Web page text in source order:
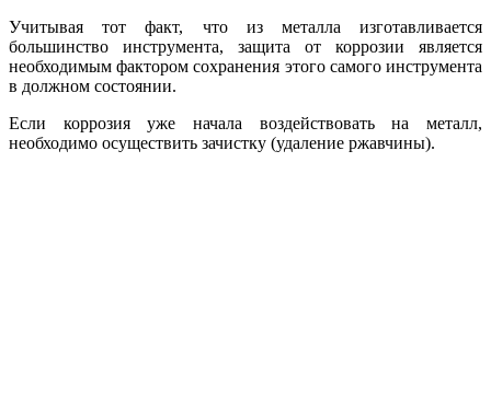
Учитывая тот факт, что из металла изготавливается
большинство инструмента, защита от коррозии является
необходимым фактором сохранения этого самого инструмента
в должном состоянии.
Если коррозия уже начала воздействовать на металл,
необходимо осуществить зачистку (удаление ржавчины).